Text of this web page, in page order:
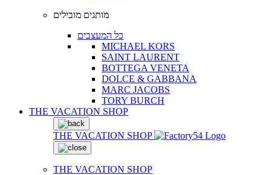
מותגים מובילים
כל המעצבים
MICHAEL KORS
SAINT LAURENT
BOTTEGA VENETA
DOLCE & GABBANA
MARC JACOBS
TORY BURCH
THE VACATION SHOP
THE VACATION SHOP
THE VACATION SHOP